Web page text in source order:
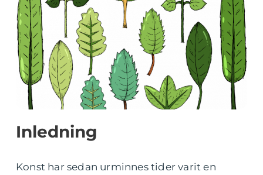
Inledning
Konst har sedan urminnes tider varit en